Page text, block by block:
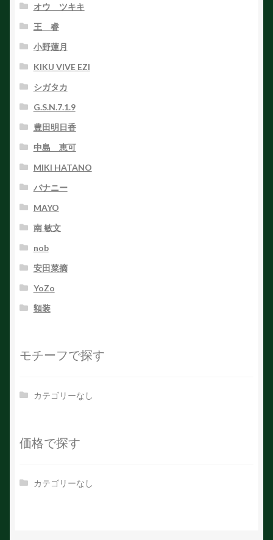
オウ ツキキ
王 睿
小野蓮月
KIKU VIVE EZI
シガタカ
G.S.N.7.1.9
豊田明日香
中島 恵可
MIKI HATANO
バナニー
MAYO
南 敏文
nob
安田菜摘
YoZo
額装
モチーフで探す
カテゴリーなし
価格で探す
カテゴリーなし